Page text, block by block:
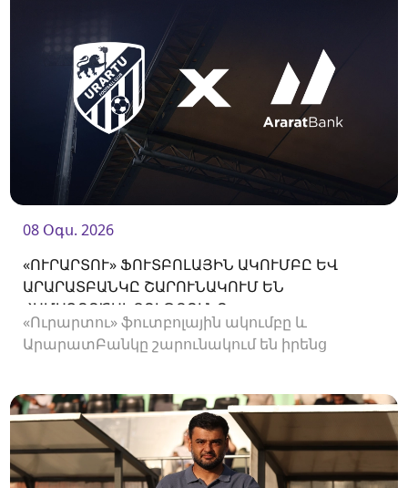
08 Օգս. 2026
«ՈՒՐԱՐՏՈՒ» ՖՈՒՏԲՈԼԱՅԻՆ ԱԿՈՒՄԲԸ ԵՎ
ԱՐԱՐԱՏԲԱՆԿԸ ՇԱՐՈՒՆԱԿՈՒՄ ԵՆ
ՀԱՄԱԳՈՐԾԱԿՑՈՒԹՅՈՒՆԸ
«Ուրարտու» ֆուտբոլային ակումբը և
ԱրարատԲանկը շարունակում են իրենց